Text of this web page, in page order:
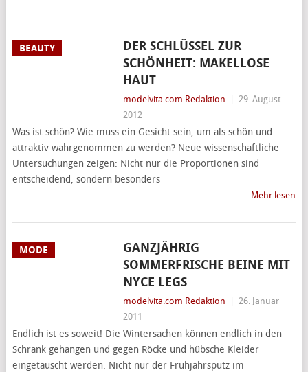
BEAUTY
DER SCHLÜSSEL ZUR
SCHÖNHEIT: MAKELLOSE
HAUT
modelvita.com Redaktion
29. August
2012
Was ist schön? Wie muss ein Gesicht sein, um als schön und
attraktiv wahrgenommen zu werden? Neue wissenschaftliche
Untersuchungen zeigen: Nicht nur die Proportionen sind
entscheidend, sondern besonders
Mehr lesen
MODE
GANZJÄHRIG
SOMMERFRISCHE BEINE MIT
NYCE LEGS
modelvita.com Redaktion
26. Januar
2011
Endlich ist es soweit! Die Wintersachen können endlich in den
Schrank gehangen und gegen Röcke und hübsche Kleider
eingetauscht werden. Nicht nur der Frühjahrsputz im